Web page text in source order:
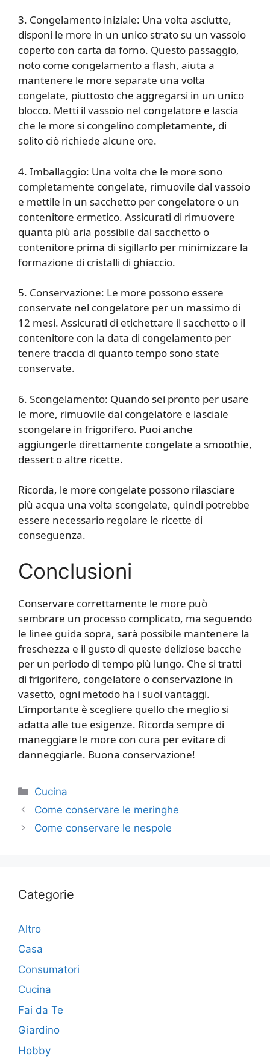
3. Congelamento iniziale: Una volta asciutte,
disponi le more in un unico strato su un vassoio
coperto con carta da forno. Questo passaggio,
noto come congelamento a flash, aiuta a
mantenere le more separate una volta
congelate, piuttosto che aggregarsi in un unico
blocco. Metti il vassoio nel congelatore e lascia
che le more si congelino completamente, di
solito ciò richiede alcune ore.
4. Imballaggio: Una volta che le more sono
completamente congelate, rimuovile dal vassoio
e mettile in un sacchetto per congelatore o un
contenitore ermetico. Assicurati di rimuovere
quanta più aria possibile dal sacchetto o
contenitore prima di sigillarlo per minimizzare la
formazione di cristalli di ghiaccio.
5. Conservazione: Le more possono essere
conservate nel congelatore per un massimo di
12 mesi. Assicurati di etichettare il sacchetto o il
contenitore con la data di congelamento per
tenere traccia di quanto tempo sono state
conservate.
6. Scongelamento: Quando sei pronto per usare
le more, rimuovile dal congelatore e lasciale
scongelare in frigorifero. Puoi anche
aggiungerle direttamente congelate a smoothie,
dessert o altre ricette.
Ricorda, le more congelate possono rilasciare
più acqua una volta scongelate, quindi potrebbe
essere necessario regolare le ricette di
conseguenza.
Conclusioni
Conservare correttamente le more può
sembrare un processo complicato, ma seguendo
le linee guida sopra, sarà possibile mantenere la
freschezza e il gusto di queste deliziose bacche
per un periodo di tempo più lungo. Che si tratti
di frigorifero, congelatore o conservazione in
vasetto, ogni metodo ha i suoi vantaggi.
L’importante è scegliere quello che meglio si
adatta alle tue esigenze. Ricorda sempre di
maneggiare le more con cura per evitare di
danneggiarle. Buona conservazione!
Categorie
Cucina
Come conservare le meringhe
Come conservare le nespole
Categorie
Altro
Casa
Consumatori
Cucina
Fai da Te
Giardino
Hobby